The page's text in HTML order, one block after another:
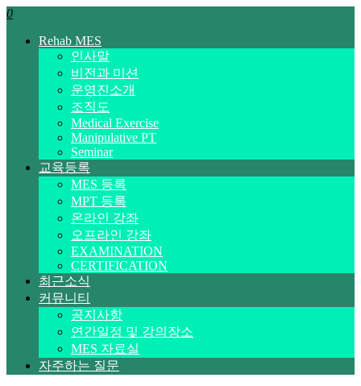
0
Rehab MES
인사말
비전과 미션
운영진소개
조직도
Medical Exercise
Manipulative PT
Seminar
교육등록
MES 등록
MPT 등록
온라인 강좌
오프라인 강좌
EXAMINATION
CERTIFICATION
최근소식
커뮤니티
공지사항
연간일정 및 강의장소
MES 자료실
자주하는 질문